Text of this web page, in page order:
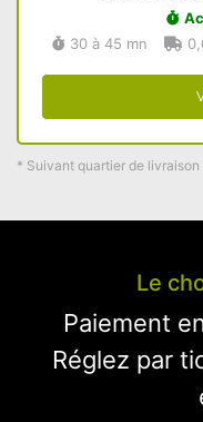
30 à 45 mn
* Suivant quartier de livraison
Le
Paiement
Réglez par